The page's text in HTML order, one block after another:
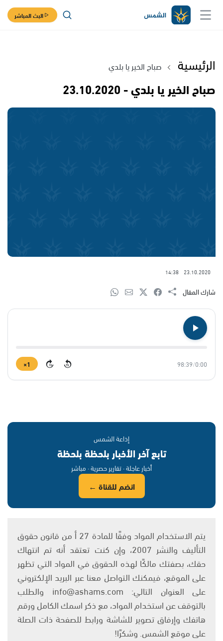
البث المباشر
الرئيسية صباح الخير يا بلدي
صباح الخير يا بلدي - 23.10.2020
23.10.2020
14:38
شارك المقال
0:00
/
98:39
15
15
1×
إذاعة الشمس
تابع آخر الأخبار بلحظة بلحظة
أخبار عاجلة · تقارير حصرية · مباشر
انضم للقناة ←
يتم الاستخدام المواد وفقًا للمادة 27 أ من قانون حقوق
التأليف والنشر 2007، وإن كنت تعتقد أنه تم انتهاك
حقك، بصفتك مالكًا لهذه الحقوق في المواد التي تظهر
على الموقع، فيمكنك التواصل معنا عبر البريد الإلكتروني
على العنوان التالي: info@ashams.com والطلب
بالتوقف عن استخدام المواد، مع ذكر اسمك الكامل ورقم
هاتفك وإرفاق تصوير للشاشة ورابط للصفحة ذات الصلة
على موقع الشمس. وشكرًا!